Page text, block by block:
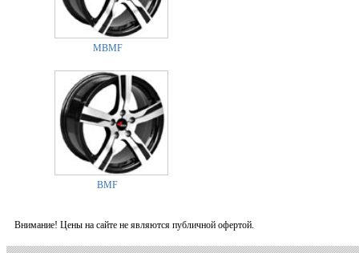
MBMF
BMF
Внимание! Цены на сайте не являются публичной офертой.